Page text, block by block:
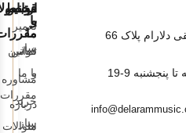
پلاک 66
9-19
تعمیر
ساز
مشاوره
خرید
ساز
قوانین
و
قوانین
و
مقررات
سوالات
ارتباط
با
ما
تماس
با ما
درباره
ما